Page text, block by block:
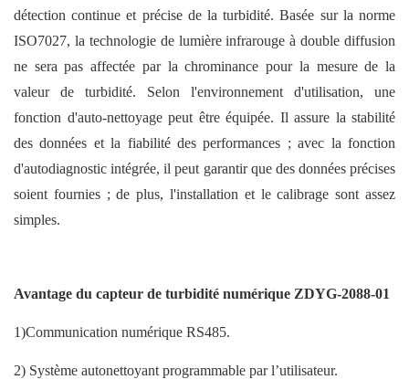
détection continue et précise de la turbidité. Basée sur la norme
ISO7027, la technologie de lumière infrarouge à double diffusion
ne sera pas affectée par la chrominance pour la mesure de la
valeur de turbidité. Selon l'environnement d'utilisation, une
fonction d'auto-nettoyage peut être équipée. Il assure la stabilité
des données et la fiabilité des performances ; avec la fonction
d'autodiagnostic intégrée, il peut garantir que des données précises
soient fournies ; de plus, l'installation et le calibrage sont assez
simples.
Avantage du capteur de turbidité numérique ZDYG-2088-01
1)Communication numérique RS485.
2) Système autonettoyant programmable par l’utilisateur.